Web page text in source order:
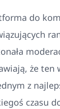
do
że ten
z
czasu